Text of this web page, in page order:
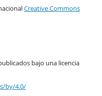
Creative Commons
bajo una licencia
by/4.0/